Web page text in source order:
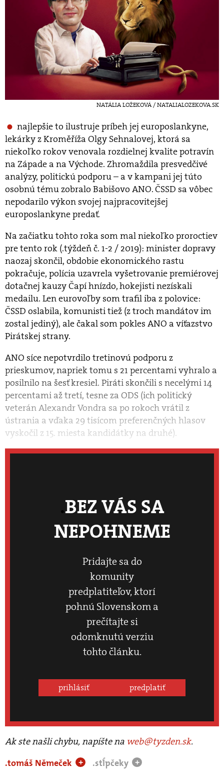
NATÁLIA LOŽEKOVÁ / NATALIALOZEKOVA.SK
najlepšie to ilustruje príbeh jej europoslankyne,
lekárky z Kroměříža Olgy Sehnalovej, ktorá sa
niekoľko rokov venovala rozdielnej kvalite potravín
na Západe a na Východe. Zhromaždila presvedčivé
analýzy, politickú podporu – a v kampani jej túto
osobnú tému zobralo Babišovo ANO. ČSSD sa vôbec
nepodarilo výkon svojej najpracovitejšej
europoslankyne predať.
Na začiatku tohto roka som mal niekoľko proroctiev
pre tento rok (.týždeň č. 1-2 / 2019): minister dopravy
naozaj skončil, obdobie ekonomického rastu
pokračuje, polícia uzavrela vyšetrovanie premiérovej
dotačnej kauzy Čapí hnízdo, hokejisti nezískali
medailu. Len eurovoľby som trafil iba z polovice:
ČSSD oslabila, komunisti tiež (z troch mandátov im
zostal jediný), ale čakal som pokles ANO a víťazstvo
Pirátskej strany.
ANO síce nepotvrdilo tretinovú podporu z
prieskumov, napriek tomu s 21 percentami vyhralo a
posilnilo na šesť kresiel. Piráti skončili s necelými 14
percentami až tretí, tesne za ODS (ich politický
veterán Alexandr Vondra sa po rokoch vrátil z
ústrania a vďaka 29 tisícom preferenčných hlasov
vyskočil z 15. miesta kandidátky na druhé).
BEZ VÁS SA
NEPOHNEME
Pridajte sa do
komunity
predplatiteľov, ktorí
pohnú Slovenskom a
prečítajte si
odomknutú verziu
tohto článku.
prihlásiť predplatiť
Ak ste našli chybu, napíšte na web@tyzden.sk.
.tomáš Němeček
+ .stĺpčeky +